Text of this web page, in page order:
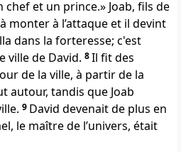
chef et un prince.» Joab, fils de
monter à l’attaque et il devint
dans la forteresse; c'est
ville de David. 8Il fit des
de la ville, à partir de la
autour, tandis que Joab
9 David devenait de plus en
le maître de l’univers, était